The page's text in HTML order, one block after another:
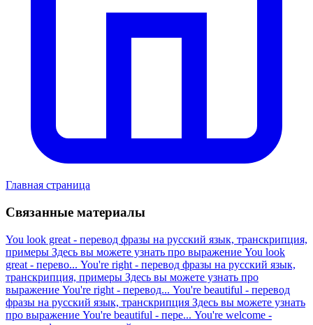
Главная страница
Связанные материалы
You look great - перевод фразы на русский язык, транскрипция,
примеры Здесь вы можете узнать про выражение You look
great - перево... You're right - перевод фразы на русский язык,
транскрипция, примеры Здесь вы можете узнать про
выражение You're right - перевод... You're beautiful - перевод
фразы на русский язык, транскрипция Здесь вы можете узнать
про выражение You're beautiful - пере... You're welcome -